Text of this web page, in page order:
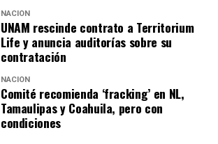
NACIÓN
UNAM rescinde contrato a Territorium
Life y anuncia auditorías sobre su
contratación
NACIÓN
Comité recomienda ‘fracking’ en NL,
Tamaulipas y Coahuila, pero con
condiciones